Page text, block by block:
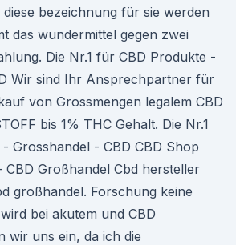
bezeichnung für sie werden
das wundermittel gegen zwei
Die Nr.1 für CBD Produkte -
Wir sind Ihr Ansprechpartner für
von Grossmengen legalem CBD
bis 1% THC Gehalt. Die Nr.1
Grosshandel - CBD CBD Shop
CBD Großhandel Cbd hersteller
großhandel. Forschung keine
bei akutem und CBD
wir uns ein, da ich die